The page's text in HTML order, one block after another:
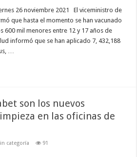
26 noviembre 2021 El viceministro de
que hasta el momento se han vacunado
600 mil menores entre 12 y 17 años de
informó que se han aplicado 7, 432,188
…
son los nuevos
en las oficinas de
categoría 91